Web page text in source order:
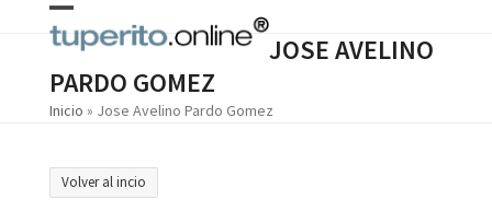
Open
mobile
menu
Close
mobile
menu
JOSE AVELINO
PARDO GOMEZ
Inicio » Jose Avelino Pardo Gomez
Volver al incio